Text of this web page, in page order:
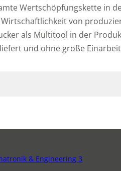
Wertschöpfungskette in
von
als Multitool in der
und ohne große
& Engineering 3